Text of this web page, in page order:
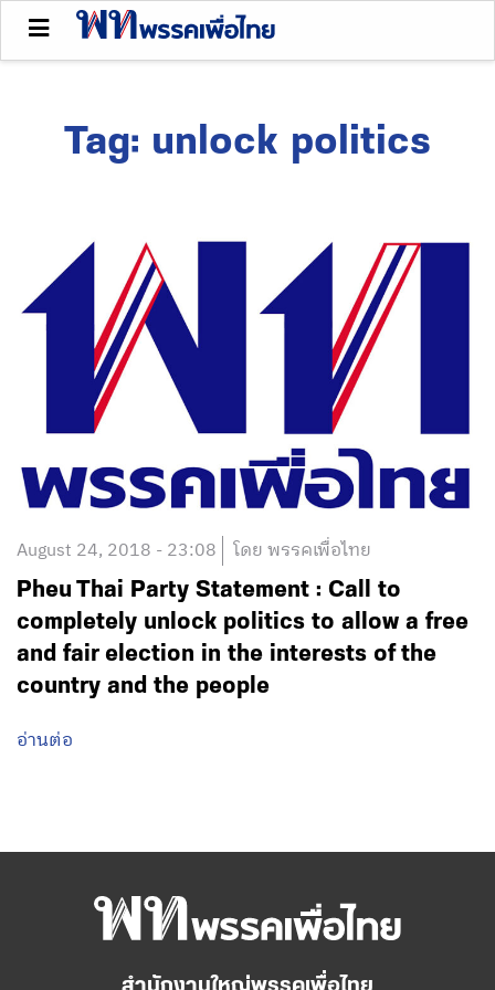
Tag: unlock politics
August 24, 2018 - 23:08 โดย พรรคเพื่อไทย
Pheu Thai Party Statement : Call to
completely unlock politics to allow a free
and fair election in the interests of the
country and the people
อ่านต่อ